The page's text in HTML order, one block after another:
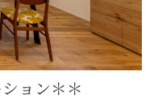
ョン＊＊